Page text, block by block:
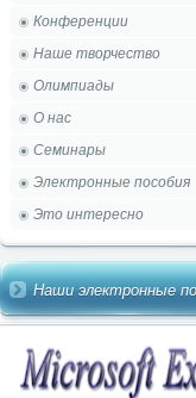
Конференции
Наше творчество
Олимпиады
О нас
Семинары
Электронные пособия
Это интересно
Наши электронные